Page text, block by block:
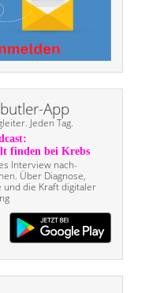
App
Jeden Tag.
Interview nach­
Über Diagnose,
und die Kraft digitaler